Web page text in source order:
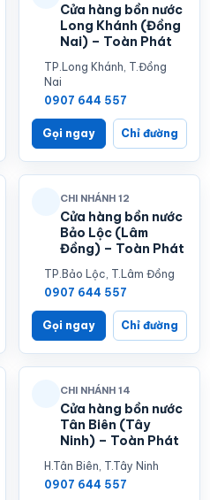
Cửa hàng bồn nước
Long Khánh (Đồng
Nai) – Toàn Phát
TP.Long Khánh, T.Đồng
Nai
0907 644 557
Gọi ngay Chỉ đường
CHI NHÁNH 12
Cửa hàng bồn nước
Bảo Lộc (Lâm
Đồng) – Toàn Phát
TP.Bảo Lộc, T.Lâm Đồng
0907 644 557
Gọi ngay Chỉ đường
CHI NHÁNH 14
Cửa hàng bồn nước
Tân Biên (Tây
Ninh) – Toàn Phát
H.Tân Biên, T.Tây Ninh
0907 644 557